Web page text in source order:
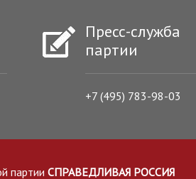
Пресс-служба
партии
+7 (495) 783-98-03
партии СПРАВЕДЛИВАЯ РОССИЯ